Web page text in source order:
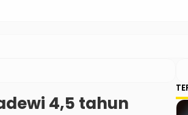
4,5 tahun